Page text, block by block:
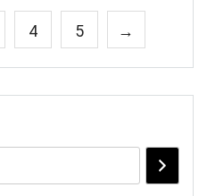
4 5 →